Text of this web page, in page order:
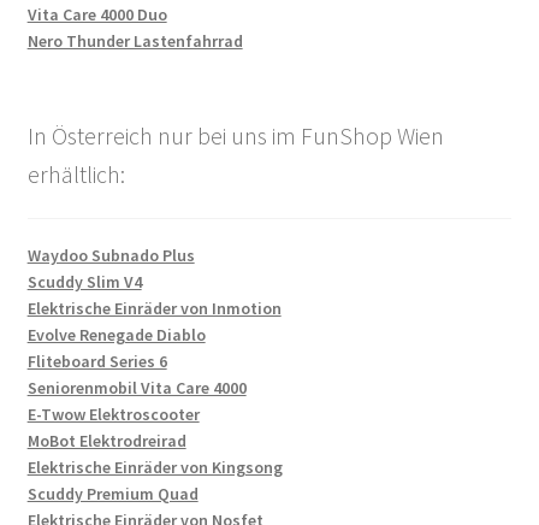
Vita Care 4000 Duo
Nero Thunder Lastenfahrrad
In Österreich nur bei uns im FunShop Wien
erhältlich:
Waydoo Subnado Plus
Scuddy Slim V4
Elektrische Einräder von Inmotion
Evolve Renegade Diablo
Fliteboard Series 6
Seniorenmobil Vita Care 4000
E-Twow Elektroscooter
MoBot Elektrodreirad
Elektrische Einräder von Kingsong
Scuddy Premium Quad